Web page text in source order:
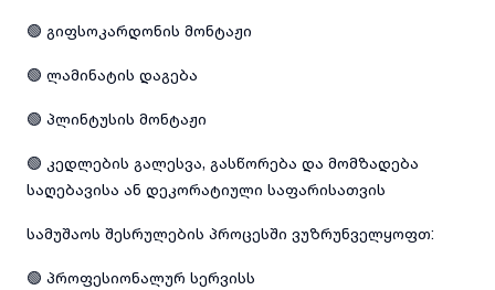
🟢 გიფსოკარდონის მონტაჟი
🟢 ლამინატის დაგება
🟢 პლინტუსის მონტაჟი
🟢 კედლების გალესვა, გასწორება და მომზადება
საღებავისა ან დეკორატიული საფარისათვის
სამუშაოს შესრულების პროცესში ვუზრუნველყოფთ:
🟢 პროფესიონალურ სერვისს